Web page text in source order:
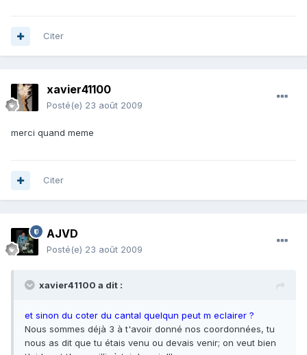
Citer
xavier41100
Posté(e) 23 août 2009
merci quand meme
Citer
AJVD
Posté(e) 23 août 2009
xavier41100 a dit :
et sinon du coter du cantal quelqun peut m eclairer ?
Nous sommes déjà 3 à t'avoir donné nos coordonnées, tu
nous as dit que tu étais venu ou devais venir; on veut bien